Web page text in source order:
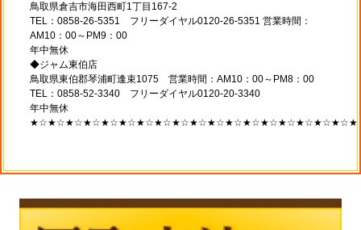
鳥取県倉吉市海田西町1丁目167-2
TEL：0858-26-5351 フリーダイヤル0120-26-5351 営業時間：
AM10：00～PM9：00
年中無休
◆ジャム東伯店
鳥取県東伯郡琴浦町逢束1075 営業時間：AM10：00～PM8：00
TEL：0858-52-3340 フリーダイヤル0120-20-3340
年中無休
★☆★☆★☆★☆★☆★☆★☆★☆★☆★☆★☆★☆★☆★☆★☆★☆★☆★☆★